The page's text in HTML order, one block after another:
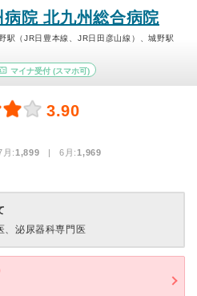
院 北九州総合病院
駅（JR日豊本線、JR日田彦山線）、城野駅
マイナ受付 (スマホ可)
3.90
:1,899 | 6月:1,969
、泌尿器科専門医